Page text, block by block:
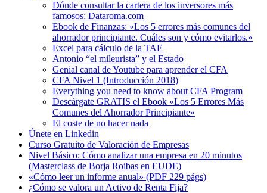
Dónde consultar la cartera de los inversores más
famosos: Dataroma.com
Ebook de Finanzas: «Los 5 errores más comunes del
ahorrador principiante. Cuáles son y cómo evitarlos.»
Excel para cálculo de la TAE
Antonio “el mileurista” y el Estado
Genial canal de Youtube para aprender el CFA
CFA Nivel 1 (Introducción 2018)
Everything you need to know about CFA Program
Descárgate GRATIS el Ebook «Los 5 Errores Más
Comunes del Ahorrador Principiante»
El coste de no hacer nada
Únete en Linkedin
Curso Gratuito de Valoración de Empresas
Nivel Básico: Cómo analizar una empresa en 20 minutos
(Masterclass de Borja Roibas en EUDE)
«Cómo leer un informe anual» (PDF 229 págs)
¿Cómo se valora un Activo de Renta Fija?